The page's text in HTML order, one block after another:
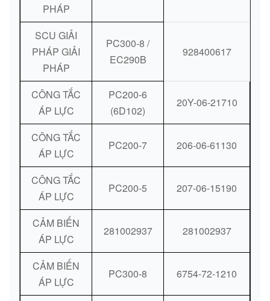
PHÁP
SCU GIẢI
PHÁP GIẢI
PHÁP
PC300-8 /
EC290B
928400617
CÔNG TẮC
ÁP LỰC
PC200-6
(6D102)
20Y-06-21710
CÔNG TẮC
ÁP LỰC
PC200-7 206-06-61130
CÔNG TẮC
ÁP LỰC
PC200-5 207-06-15190
CẢM BIẾN
ÁP LỰC
281002937 281002937
CẢM BIẾN
ÁP LỰC
PC300-8 6754-72-1210